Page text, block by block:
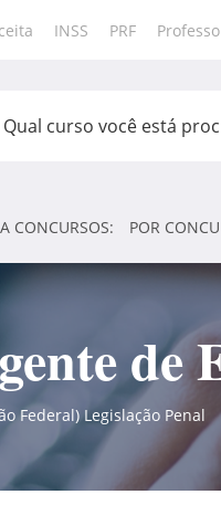
INSS PRF
CONCURSOS: POR
de
Federal) Legislação Penal